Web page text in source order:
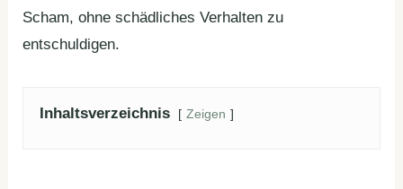
Scham, ohne schädliches Verhalten zu
entschuldigen.
Inhaltsverzeichnis Zeigen